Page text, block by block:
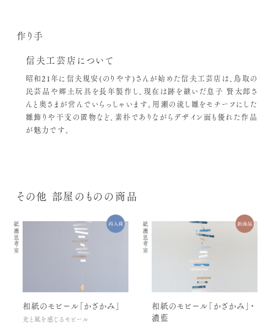
作り手
信夫工芸店について
昭和21年に信夫規安(のりやす)さんが始めた信夫工芸店は、鳥取の
民芸品や郷土玩具を長年製作し、現在は跡を継いだ息子 賢太郎さ
んと奥さまが営んでいらっしゃいます。用瀬の流し雛をモチーフにした
雛飾りや干支の置物など、素朴でありながらデザイン面も優れた作品
が魅力です。
その他 部屋のものの商品
紙漉思考室
和紙のモビール「かざかみ」
光と風を感じるモビール
紙漉思考室
和紙のモビール「かざかみ」・
濃藍